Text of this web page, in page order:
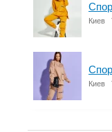
Киев
Киев